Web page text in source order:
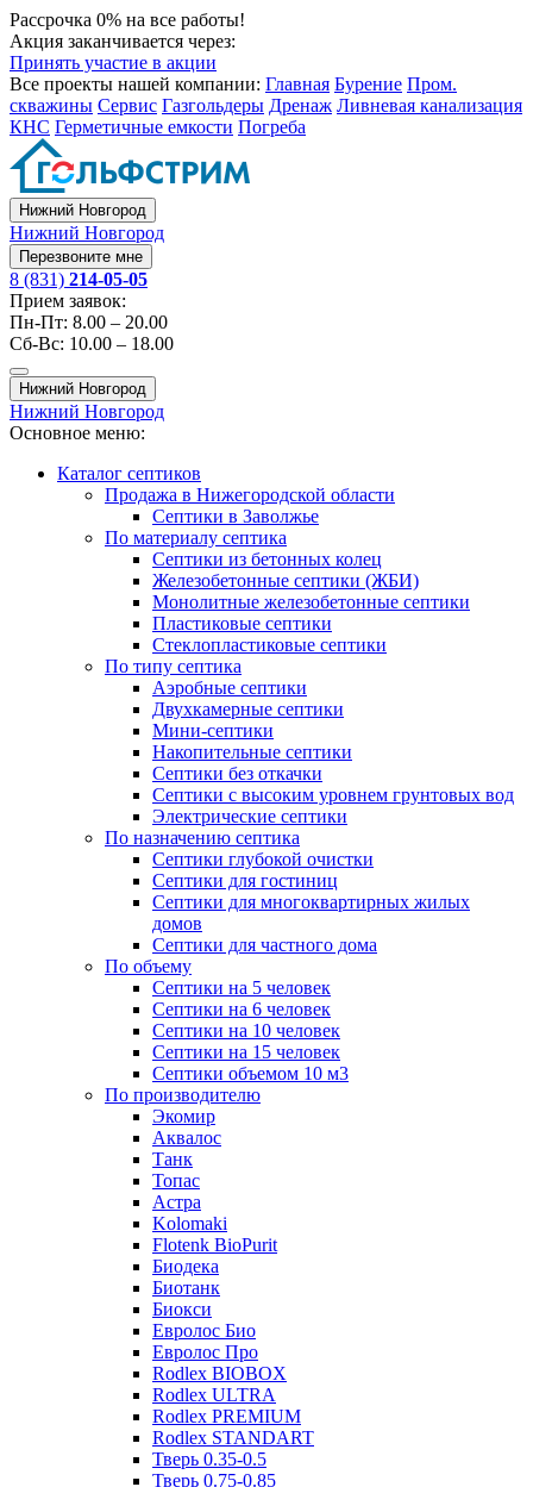
Рассрочка 0% на все работы!
Акция заканчивается через:
Принять участие в акции
Все проекты нашей компании: Главная Бурение Пром.
скважины Сервис Газгольдеры Дренаж Ливневая канализация
КНС Герметичные емкости Погреба
Нижний Новгород
Нижний Новгород
Перезвоните мне
8 (831) 214-05-05
Прием заявок:
Пн-Пт: 8.00 – 20.00
Сб-Вс: 10.00 – 18.00
Нижний Новгород
Нижний Новгород
Основное меню:
Каталог септиков
Продажа в Нижегородской области
Септики в Заволжье
По материалу септика
Септики из бетонных колец
Железобетонные септики (ЖБИ)
Монолитные железобетонные септики
Пластиковые септики
Стеклопластиковые септики
По типу септика
Аэробные септики
Двухкамерные септики
Мини-септики
Накопительные септики
Септики без откачки
Септики с высоким уровнем грунтовых вод
Электрические септики
По назначению септика
Септики глубокой очистки
Септики для гостиниц
Септики для многоквартирных жилых
домов
Септики для частного дома
По объему
Септики на 5 человек
Септики на 6 человек
Септики на 10 человек
Септики на 15 человек
Септики объемом 10 м3
По производителю
Экомир
Аквалос
Танк
Топас
Астра
Kolomaki
Flotenk BioPurit
Биодека
Биотанк
Биокси
Евролос Био
Евролос Про
Rodlex BIOBOX
Rodlex ULTRA
Rodlex PREMIUM
Rodlex STANDART
Тверь 0.35-0.5
Тверь 0.75-0.85